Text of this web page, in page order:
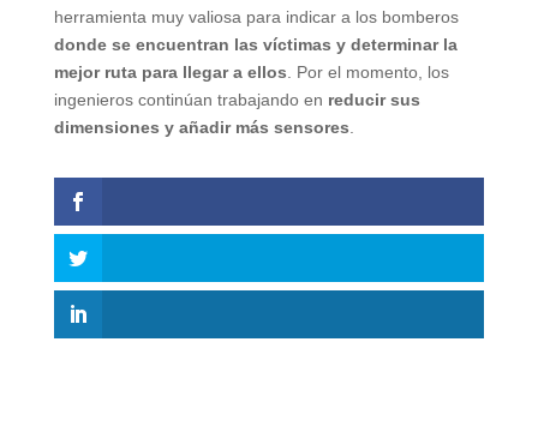
herramienta muy valiosa para indicar a los bomberos
donde se encuentran las víctimas y determinar la
mejor ruta para llegar a ellos . Por el momento, los
ingenieros continúan trabajando en reducir sus
dimensiones y añadir más sensores